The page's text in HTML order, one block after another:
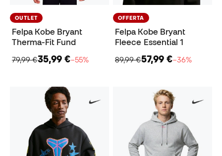
OUTLET
Felpa Kobe Bryant
Therma-Fit Fund
79,99 €35,99 €−55%
OFFERTA
Felpa Kobe Bryant
Fleece Essential 1
89,99 €57,99 €−36%